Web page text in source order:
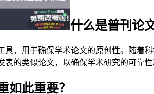
什么是普刊论
具，用于确保学术论文的原创性。随着
的类似论文，以确保学术研究的可靠性
如此重要？